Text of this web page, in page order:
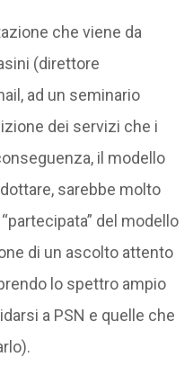
che viene da
(direttore
ad un seminario
dei servizi che i
il modello
sarebbe molto
del modello
di un ascolto attento
lo spettro ampio
a PSN e quelle che